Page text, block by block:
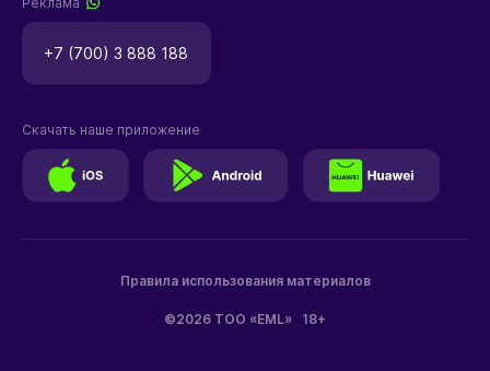
+7 (700) 3 888 188
©2026 ТОО «EML» 18+
Правила использования материалов
Скачать наше приложение